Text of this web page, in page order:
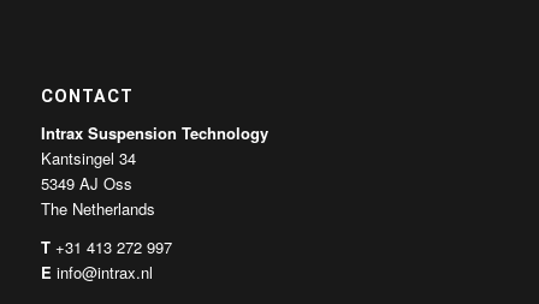
CONTACT
Intrax Suspension Technology
Kantsingel 34
5349 AJ Oss
The Netherlands
T +31 413 272 997
E info@intrax.nl